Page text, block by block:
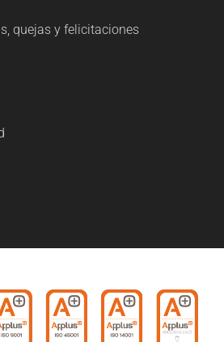
quejas y felicitaciones